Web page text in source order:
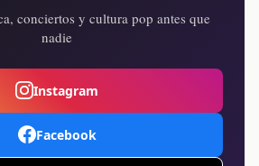
conciertos y cultura pop antes que
nadie
Instagram
Facebook